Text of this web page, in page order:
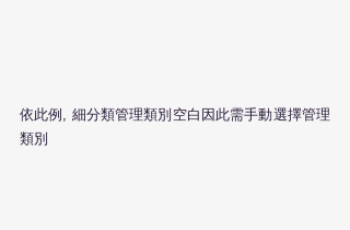
依此例, 細分類管理類別空白因此需手動選擇管理
類別